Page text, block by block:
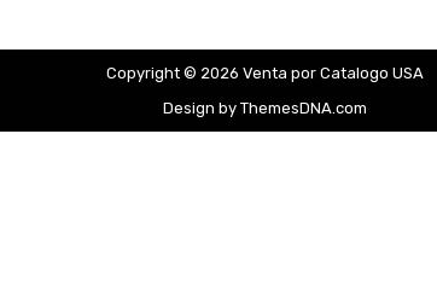
Copyright © 2026 Venta por Catalogo USA
Design by ThemesDNA.com